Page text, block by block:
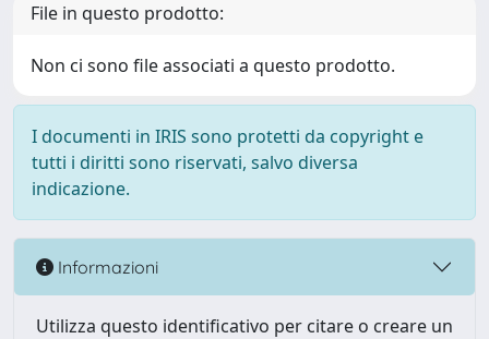
File in questo prodotto:
Non ci sono file associati a questo prodotto.
I documenti in IRIS sono protetti da copyright e
tutti i diritti sono riservati, salvo diversa
indicazione.
Informazioni
Utilizza questo identificativo per citare o creare un